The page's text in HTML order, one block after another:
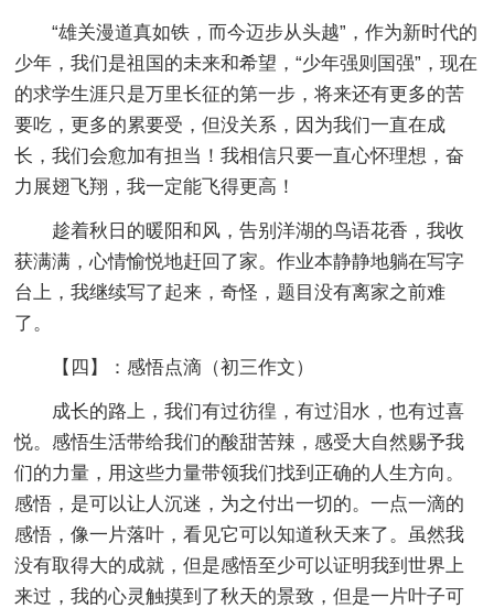
“雄关漫道真如铁，而今迈步从头越”，作为新时代的
少年，我们是祖国的未来和希望，“少年强则国强”，现在
的求学生涯只是万里长征的第一步，将来还有更多的苦
要吃，更多的累要受，但没关系，因为我们一直在成
长，我们会愈加有担当！我相信只要一直心怀理想，奋
力展翅飞翔，我一定能飞得更高！
趁着秋日的暖阳和风，告别洋湖的鸟语花香，我收
获满满，心情愉悦地赶回了家。作业本静静地躺在写字
台上，我继续写了起来，奇怪，题目没有离家之前难
了。
【四】：感悟点滴 （初三作文）
成长的路上，我们有过彷徨，有过泪水，也有过喜
悦。感悟生活带给我们的酸甜苦辣，感受大自然赐予我
们的力量，用这些力量带领我们找到正确的人生方向。
感悟，是可以让人沉迷，为之付出一切的。一点一滴的
感悟，像一片落叶，看见它可以知道秋天来了。虽然我
没有取得大的成就，但是感悟至少可以证明我到世界上
来过，我的心灵触摸到了秋天的景致，但是一片叶子可